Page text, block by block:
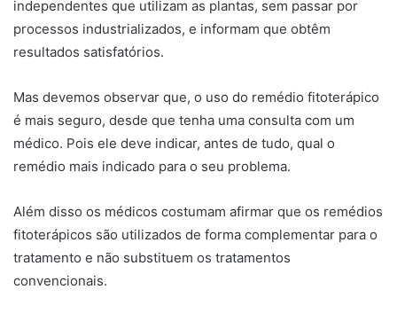
independentes que utilizam as plantas, sem passar por
processos industrializados, e informam que obtêm
resultados satisfatórios.
Mas devemos observar que, o uso do remédio fitoterápico
é mais seguro, desde que tenha uma consulta com um
médico. Pois ele deve indicar, antes de tudo, qual o
remédio mais indicado para o seu problema.
Além disso os médicos costumam afirmar que os remédios
fitoterápicos são utilizados de forma complementar para o
tratamento e não substituem os tratamentos
convencionais.